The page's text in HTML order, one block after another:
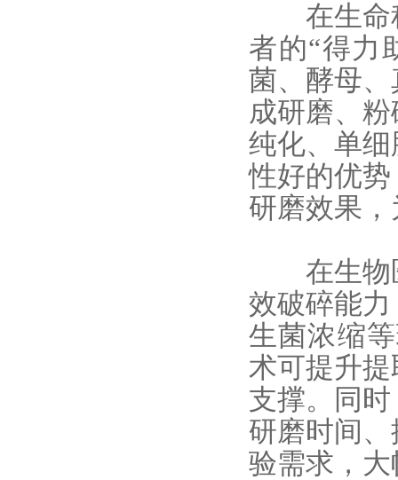
在生命科
者的“得力
菌、酵母
成研磨、
纯化、单
性好的优
研磨效果
在生物医
效破碎能
生菌浓缩
术可提升
支撑。同
研磨时间
验需求，